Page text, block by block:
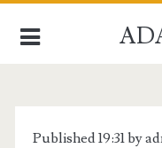
Published 19:31 by